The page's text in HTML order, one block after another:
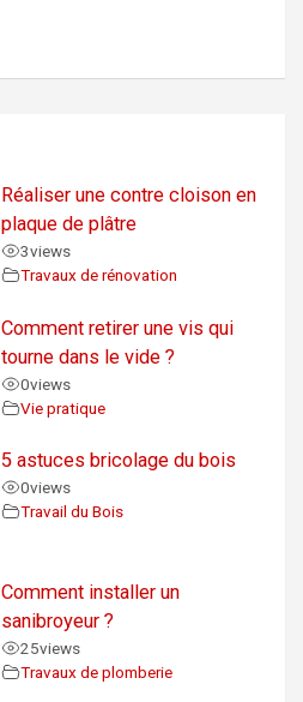
Réaliser une contre cloison en
plaque de plâtre
3views
Travaux de rénovation
Comment retirer une vis qui
tourne dans le vide ?
0views
Vie pratique
5 astuces bricolage du bois
0views
Travail du Bois
Comment installer un
sanibroyeur ?
25views
Travaux de plomberie